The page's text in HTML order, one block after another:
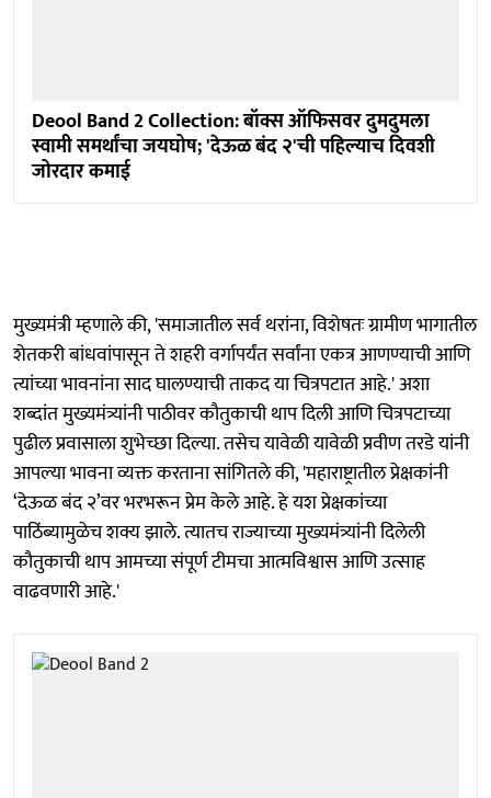
Deool Band 2 Collection: बॉक्स ऑफिसवर दुमदुमला
स्वामी समर्थांचा जयघोष; 'देऊळ बंद २'ची पहिल्याच दिवशी
जोरदार कमाई
मुख्यमंत्री म्हणाले की, 'समाजातील सर्व थरांना, विशेषतः ग्रामीण भागातील
शेतकरी बांधवांपासून ते शहरी वर्गापर्यंत सर्वांना एकत्र आणण्याची आणि
त्यांच्या भावनांना साद घालण्याची ताकद या चित्रपटात आहे.' अशा
शब्दांत मुख्यमंत्र्यांनी पाठीवर कौतुकाची थाप दिली आणि चित्रपटाच्या
पुढील प्रवासाला शुभेच्छा दिल्या. तसेच यावेळी यावेळी प्रवीण तरडे यांनी
आपल्या भावना व्यक्त करताना सांगितले की, 'महाराष्ट्रातील प्रेक्षकांनी
‘देऊळ बंद २’वर भरभरून प्रेम केले आहे. हे यश प्रेक्षकांच्या
पाठिंब्यामुळेच शक्य झाले. त्यातच राज्याच्या मुख्यमंत्र्यांनी दिलेली
कौतुकाची थाप आमच्या संपूर्ण टीमचा आत्मविश्वास आणि उत्साह
वाढवणारी आहे.'